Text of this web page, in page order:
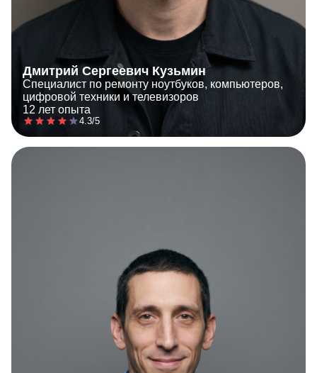
Дмитрий Сергеевич Кузьмин
Специалист по ремонту ноутбуков, компьютеров,
цифровой техники и телевизоров
12 лет опыта
4.3/5